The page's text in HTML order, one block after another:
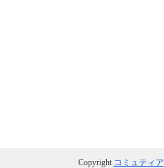
Copyright コミュティア